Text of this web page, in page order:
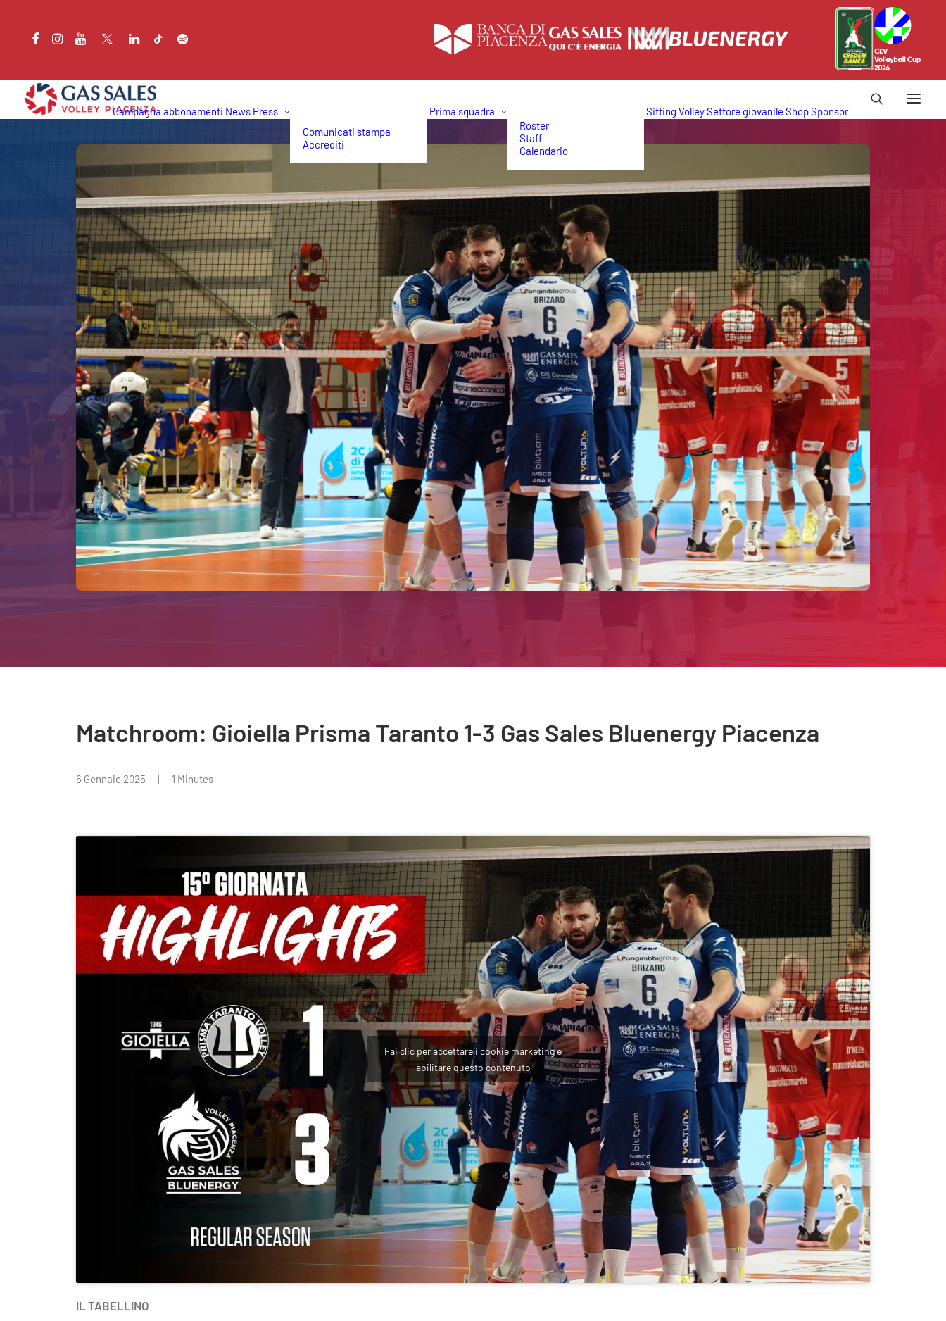
Campagna abbonamenti News Press
Comunicati stampa
Accrediti
Prima squadra
Roster
Staff
Calendario
Sitting VolleySettore giovanile ShopSponsor
Matchroom: Gioiella Prisma Taranto 1-3 Gas Sales Bluenergy Piacenza
6 Gennaio 2025 | 1 Minutes
Fai clic per accettare i cookie marketing e
abilitare questo contenuto
IL TABELLINO